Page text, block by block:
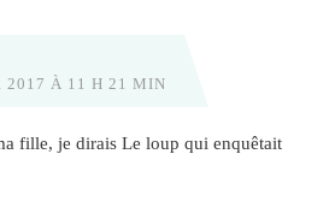
2017 À 11 H 21 MIN
fille, je dirais Le loup qui enquêtait